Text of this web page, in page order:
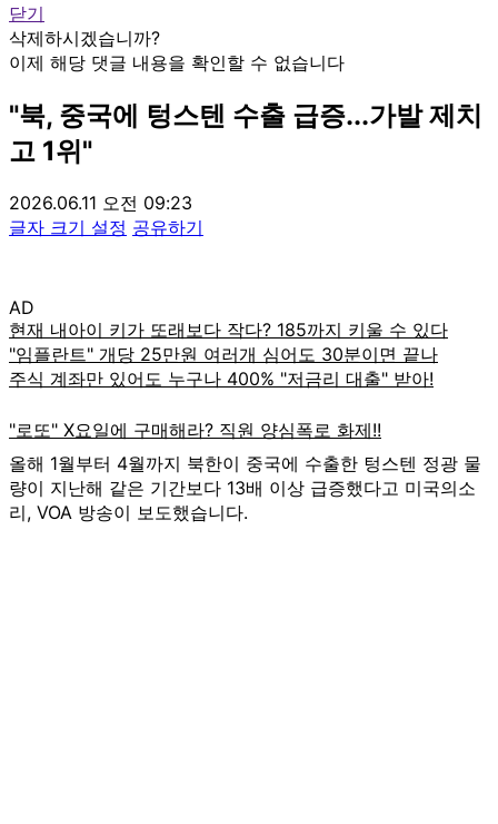
닫기
삭제하시겠습니까?
이제 해당 댓글 내용을 확인할 수 없습니다
"북, 중국에 텅스텐 수출 급증...가발 제치
고 1위"
2026.06.11 오전 09:23
글자 크기 설정 공유하기
AD
올해 1월부터 4월까지 북한이 중국에 수출한 텅스텐 정광 물
량이 지난해 같은 기간보다 13배 이상 급증했다고 미국의소
리, VOA 방송이 보도했습니다.